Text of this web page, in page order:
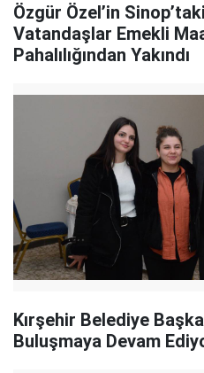
Özgür Özel’in
Vatandaşlar Emekli
Pahalılığından Yakındı
Kırşehir Belediye
Buluşmaya Devam